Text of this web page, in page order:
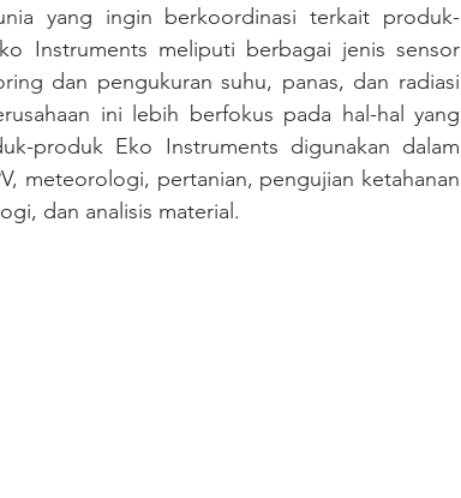
yang ingin berkoordinasi terkait produk-
Instruments meliputi berbagai jenis sensor
dan pengukuran suhu, panas, dan radiasi
ini lebih berfokus pada hal-hal yang
produk Eko Instruments digunakan dalam
meteorologi, pertanian, pengujian ketahanan
dan analisis material.